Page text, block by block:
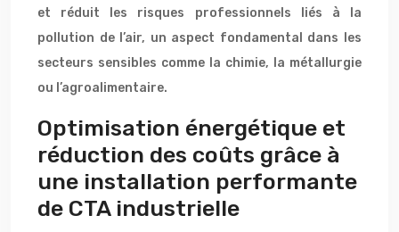
et réduit les risques professionnels liés à la
pollution de l’air, un aspect fondamental dans les
secteurs sensibles comme la chimie, la métallurgie
ou l’agroalimentaire.
Optimisation énergétique et
réduction des coûts grâce à
une installation performante
de CTA industrielle